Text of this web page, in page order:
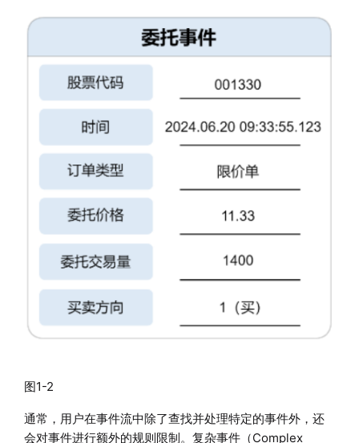
图1-2
通常，用户在事件流中除了查找并处理特定的事件外，还
会对事件进行额外的规则限制。复杂事件（Complex